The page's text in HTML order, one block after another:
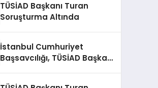
TÜSİAD Başkanı Turan
Soruşturma Altında
İstanbul Cumhuriyet
Başsavcılığı, TÜSİAD Başkanı